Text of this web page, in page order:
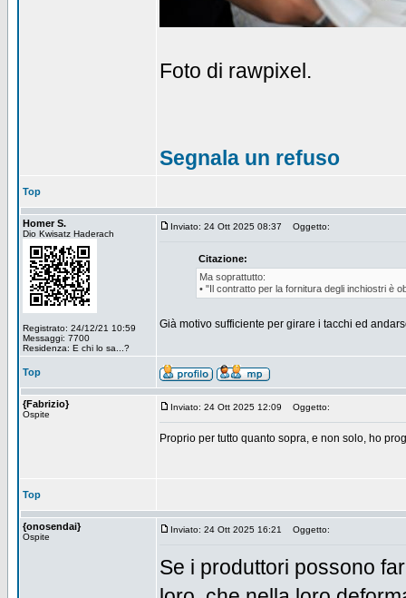
Foto di rawpixel.
Segnala un refuso
Top
Homer S.
Dio Kwisatz Haderach
Registrato: 24/12/21 10:59
Messaggi: 7700
Residenza: E chi lo sa...?
Inviato: 24 Ott 2025 08:37 Oggetto:
Citazione:
Ma soprattutto:
• "Il contratto per la fornitura degli inchiostri è
Già motivo sufficiente per girare i tacchi ed
Top
{Fabrizio}
Ospite
Inviato: 24 Ott 2025 12:09 Oggetto:
Proprio per tutto quanto sopra, e non solo, ho
Top
{onosendai}
Ospite
Inviato: 24 Ott 2025 16:21 Oggetto:
Se i produttori possono